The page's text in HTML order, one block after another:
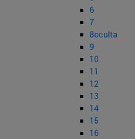
6
7
8oculta
9
10
11
12
13
14
15
16